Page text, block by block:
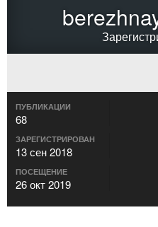
ПУБЛИКАЦИИ
68
ЗАРЕГИСТРИРОВАН
13 сен 2018
ПОСЕЩЕНИЕ
26 окт 2019